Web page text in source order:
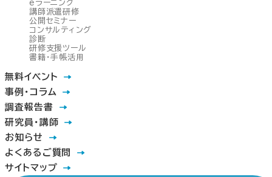
eラーニング
講師派遣研修
公開セミナー
コンサルティング
診断
研修支援ツール
書籍・手帳活用
無料イベント
事例・コラム
調査報告書
研究員・講師
お知らせ
よくあるご質問
サイトマップ